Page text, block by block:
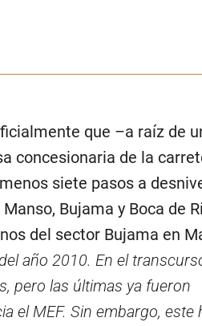
que –a raíz de
concesionaria de la
siete pasos a
Bujama y Boca de
del sector Bujama en
año 2010. En el
pero las últimas ya fueron
el MEF. Sin embargo, este